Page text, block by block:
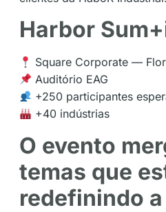
Harbor
Square Corporate —
Auditório EAG
+250 participantes
+40 indústrias
O evento
temas que
redefinindo